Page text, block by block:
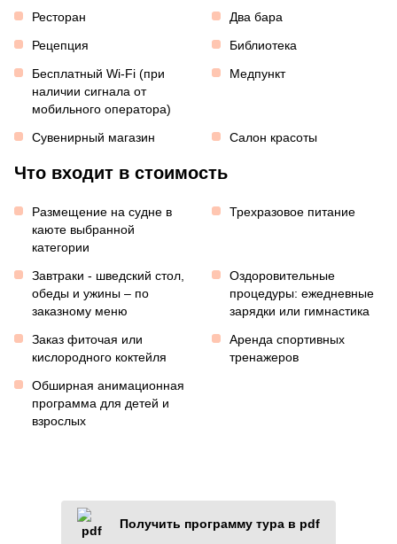
Ресторан
Два бара
Рецепция
Библиотека
Бесплатный Wi-Fi (при
наличии сигнала от
мобильного оператора)
Медпункт
Сувенирный магазин Салон красоты
Что входит в стоимость
Размещение на судне в
каюте выбранной
категории
Трехразовое питание
Завтраки - шведский стол,
обеды и ужины – по
заказному меню
Оздоровительные
процедуры: ежедневные
зарядки или гимнастика
Заказ фиточая или
кислородного коктейля
Аренда спортивных
тренажеров
Обширная анимационная
программа для детей и
взрослых
Получить программу тура в pdf